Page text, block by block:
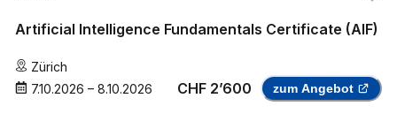
Artificial Intelligence Fundamentals Certificate (AIF)
Zürich
7.10.2026 – 8.10.2026 CHF 2’600 zum Angebot